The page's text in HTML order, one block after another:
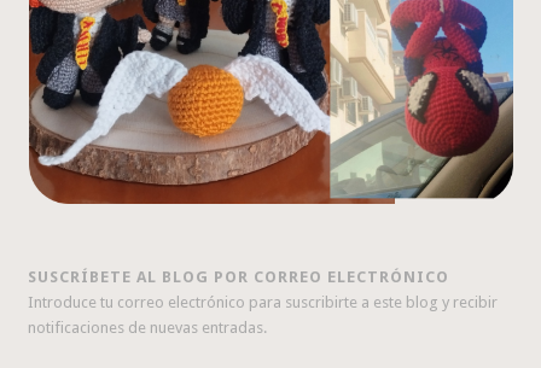
SUSCRÍBETE AL BLOG POR CORREO ELECTRÓNICO
Introduce tu correo electrónico para suscribirte a este blog y recibir
notificaciones de nuevas entradas.